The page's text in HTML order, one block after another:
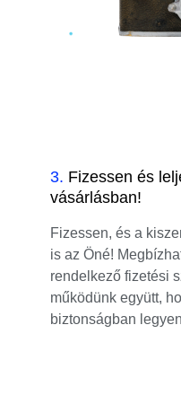
3. Fizessen és
vásárlásban!
Fizessen, és a
is az Öné!
rendelkező fizetési
működünk együtt,
biztonságban